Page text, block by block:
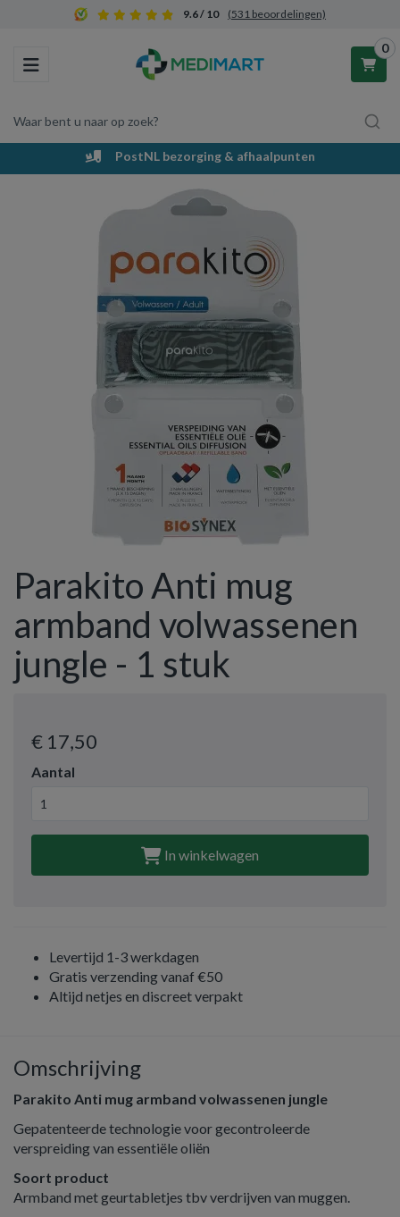
9.6 / 10 (531 beoordelingen)
Toggle navigation
Waar bent u naar op zoek?
0
Winkelwagen
Uw winkelwagen is leeg.
Vul hem met producten.
PostNL bezorging & afhaalpunten
Parakito Anti mug
armband volwassenen
jungle - 1 stuk
€ 17,50
Aantal
In winkelwagen
Levertijd 1-3 werkdagen
Gratis verzending vanaf €50
Altijd netjes en discreet verpakt
Omschrijving
Parakito Anti mug armband volwassenen jungle
Gepatenteerde technologie voor gecontroleerde
verspreiding van essentiële oliën
Soort product
Armband met geurtabletjes tbv verdrijven van muggen.